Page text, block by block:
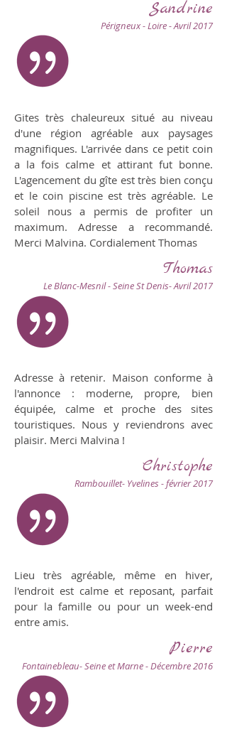
Sandrine
Périgneux - Loire - Avril 2017
Gites très chaleureux situé au niveau
d'une région agréable aux paysages
magnifiques. L'arrivée dans ce petit coin
a la fois calme et attirant fut bonne.
L'agencement du gîte est très bien conçu
et le coin piscine est très agréable. Le
soleil nous a permis de profiter un
maximum. Adresse a recommandé.
Merci Malvina. Cordialement Thomas
Thomas
Le Blanc-Mesnil - Seine St Denis- Avril 2017
Adresse à retenir. Maison conforme à
l'annonce : moderne, propre, bien
équipée, calme et proche des sites
touristiques. Nous y reviendrons avec
plaisir. Merci Malvina !
Christophe
Rambouillet- Yvelines - février 2017
Lieu très agréable, même en hiver,
l'endroit est calme et reposant, parfait
pour la famille ou pour un week-end
entre amis.
Pierre
Fontainebleau- Seine et Marne - Décembre 2016